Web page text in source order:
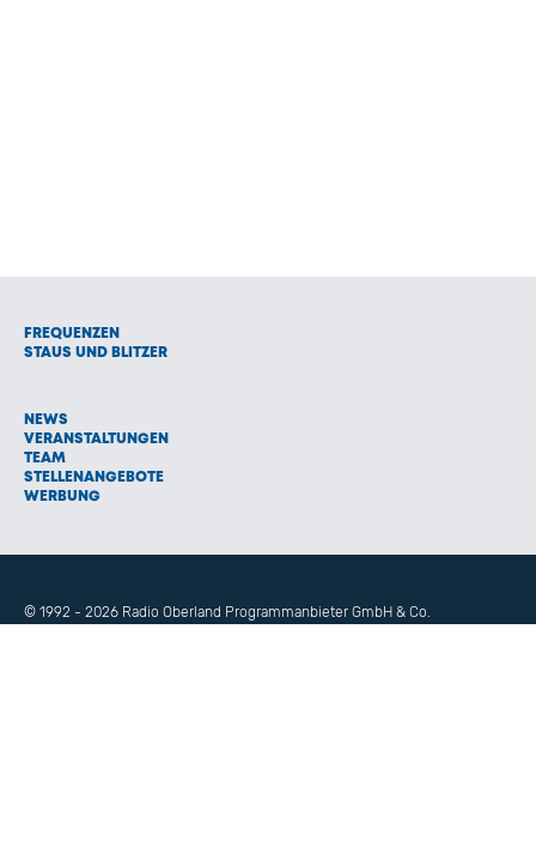
FREQUENZEN
STAUS UND BLITZER
NEWS
VERANSTALTUNGEN
TEAM
STELLENANGEBOTE
WERBUNG
© 1992 - 2026 Radio Oberland Programmanbieter GmbH & Co.